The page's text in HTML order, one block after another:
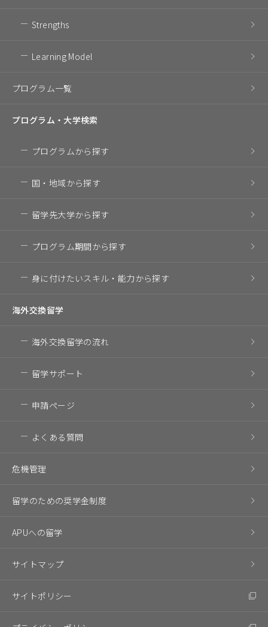
Strengths
Learning Model
プログラム一覧
プログラム・大学検索
プログラムから探す
国・地域から探す
留学先大学から探す
プログラム期間から探す
身に付けたいスキル・ 能力から探す
海外交換留学
海外交換留学の流れ
留学サポート
申請ページ
よくある質問
危機管理
留学のための奨学金制度
APUへの留学
サイトマップ
サイトポリシー